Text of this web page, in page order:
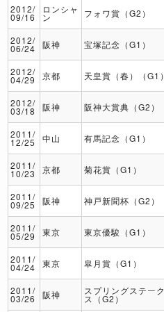
2012/
09/16
ロンシャ
ン フォワ賞（G2）
2012/
06/24 阪神 宝塚記念（G1）
2012/
04/29 京都 天皇賞（春）（G1）
2012/
03/18 阪神 阪神大賞典（G2）
2011/
12/25 中山 有馬記念（G1）
2011/
10/23 京都 菊花賞（G1）
2011/
09/25 阪神 神戸新聞杯（G2）
2011/
05/29 東京 東京優駿（G1）
2011/
04/24 東京 皐月賞（G1）
2011/
03/26 阪神 スプリングステーク
ス（G2）